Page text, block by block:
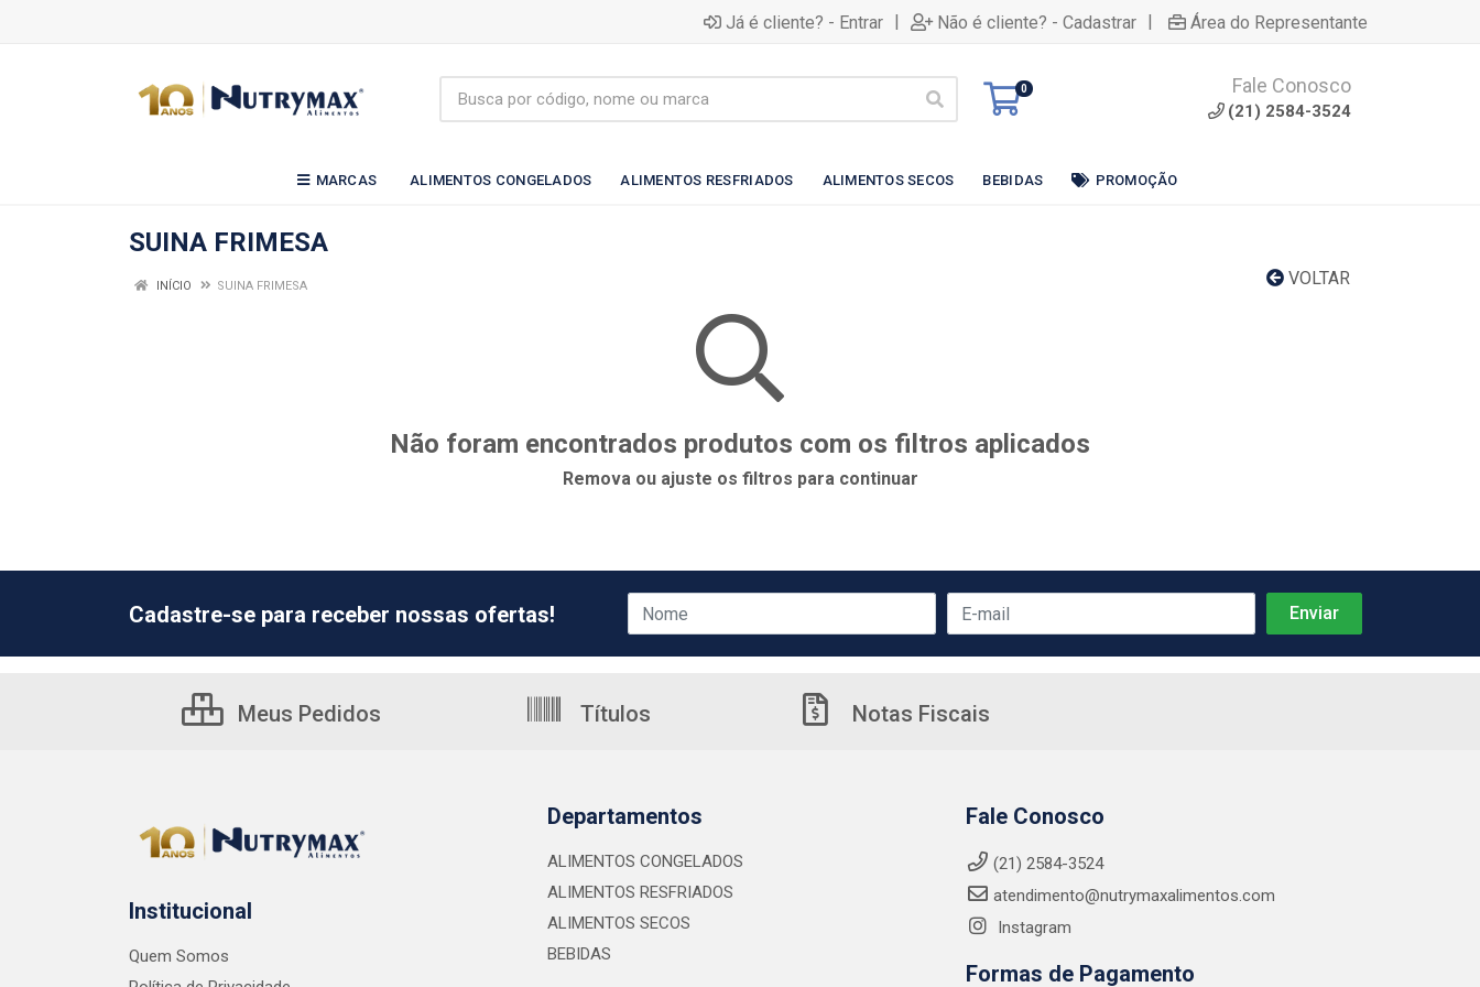
Já é cliente? - Entrar | Não é cliente? - Cadastrar | Área do Representante
0 Fale Conosco
(21) 2584-3524
MARCAS ALIMENTOS CONGELADOS ALIMENTOS RESFRIADOS ALIMENTOS SECOS BEBIDAS PROMOÇÃO
SUINA FRIMESA
VOLTAR
INÍCIO SUINA FRIMESA
Não foram encontrados produtos com os filtros aplicados
Remova ou ajuste os filtros para continuar
Cadastre-se para receber nossas ofertas!
Meus Pedidos Títulos Notas Fiscais
Institucional
Quem Somos
Departamentos
ALIMENTOS CONGELADOS
ALIMENTOS RESFRIADOS
ALIMENTOS SECOS
BEBIDAS
Fale Conosco
(21) 2584-3524
atendimento@nutrymaxalimentos.com
Instagram
Formas de Pagamento